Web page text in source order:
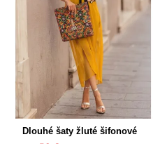
Dlouhé šaty žluté šifonové